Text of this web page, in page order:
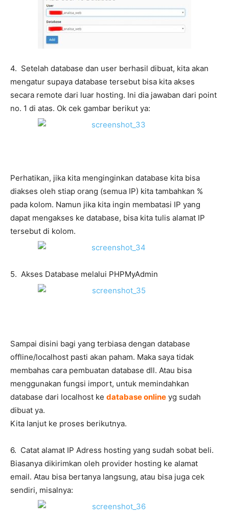
4. Setelah database dan user berhasil dibuat, kita akan
mengatur supaya database tersebut bisa kita akses
secara remote dari luar hosting. Ini dia jawaban dari point
no. 1 di atas. Ok cek gambar berikut ya:
Perhatikan, jika kita menginginkan database kita bisa
diakses oleh stiap orang (semua IP) kita tambahkan %
pada kolom. Namun jika kita ingin membatasi IP yang
dapat mengakses ke database, bisa kita tulis alamat IP
tersebut di kolom.
5. Akses Database melalui PHPMyAdmin
Sampai disini bagi yang terbiasa dengan database
offline/localhost pasti akan paham. Maka saya tidak
membahas cara pembuatan database dll. Atau bisa
menggunakan fungsi import, untuk memindahkan
database dari localhost ke database online yg sudah
dibuat ya.
Kita lanjut ke proses berikutnya.
6. Catat alamat IP Adress hosting yang sudah sobat beli.
Biasanya dikirimkan oleh provider hosting ke alamat
email. Atau bisa bertanya langsung, atau bisa juga cek
sendiri, misalnya: